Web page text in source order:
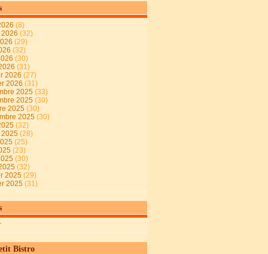
(8)
(32)
(29)
(32)
(30)
(31)
2026 (27)
2026 (31)
2025 (33)
2025 (30)
2025 (30)
2025 (30)
(32)
(28)
(25)
(23)
(30)
(32)
2025 (29)
2025 (31)
Bistro